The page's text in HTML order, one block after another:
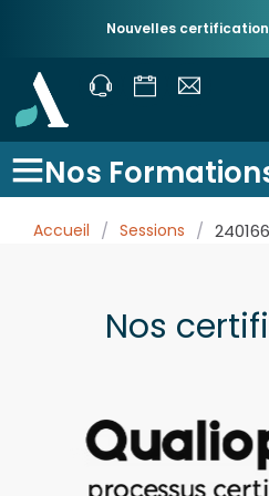
Nouvelles
Nos
Accueil / Sessions /
Nos